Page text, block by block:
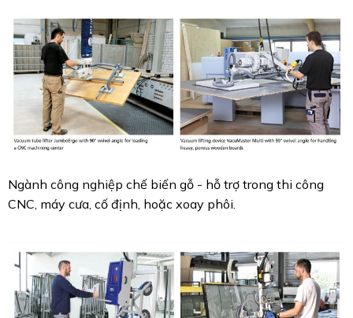
Ngành công nghiệp chế biến gỗ - hỗ trợ trong thi công
CNC, máy cưa, cố định, hoặc xoay phôi.